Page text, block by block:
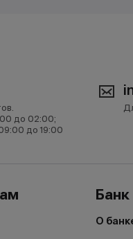
до 02:00;
до 19:00
Банк
О